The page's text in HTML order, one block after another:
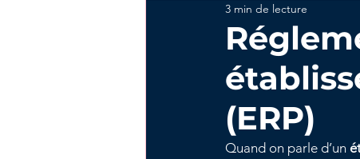
(ERP)
3 min de lecture
Quand on parle d’un